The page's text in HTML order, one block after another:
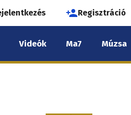
Regisztráció
Videók Ma7 Múzsa